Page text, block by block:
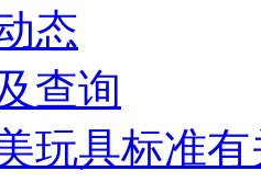
态
查询
玩具标准